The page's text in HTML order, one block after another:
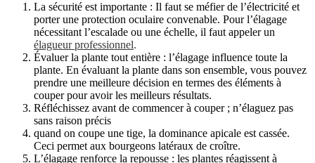
La sécurité est importante : Il faut se méfier de l’électricité et
porter une protection oculaire convenable. Pour l’élagage
nécessitant l’escalade ou une échelle, il faut appeler un
élagueur professionnel.
Évaluer la plante tout entière : l’élagage influence toute la
plante. En évaluant la plante dans son ensemble, vous pouvez
prendre une meilleure décision en termes des éléments à
couper pour avoir les meilleurs résultats.
Réfléchissez avant de commencer à couper ; n’élaguez pas
sans raison précis
quand on coupe une tige, la dominance apicale est cassée.
Ceci permet aux bourgeons latéraux de croître.
L’élagage renforce la repousse : les plantes réagissent à